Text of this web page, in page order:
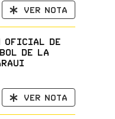
Ver nota
oficial de
de la
Ver nota